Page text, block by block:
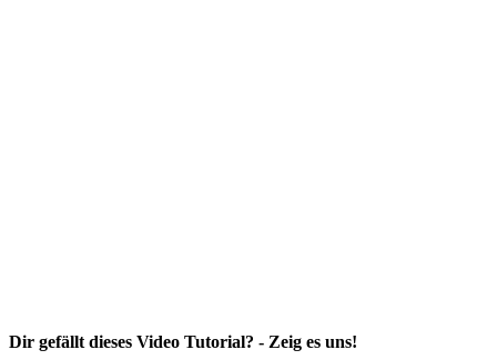
Dir gefällt dieses Video Tutorial? - Zeig es uns!